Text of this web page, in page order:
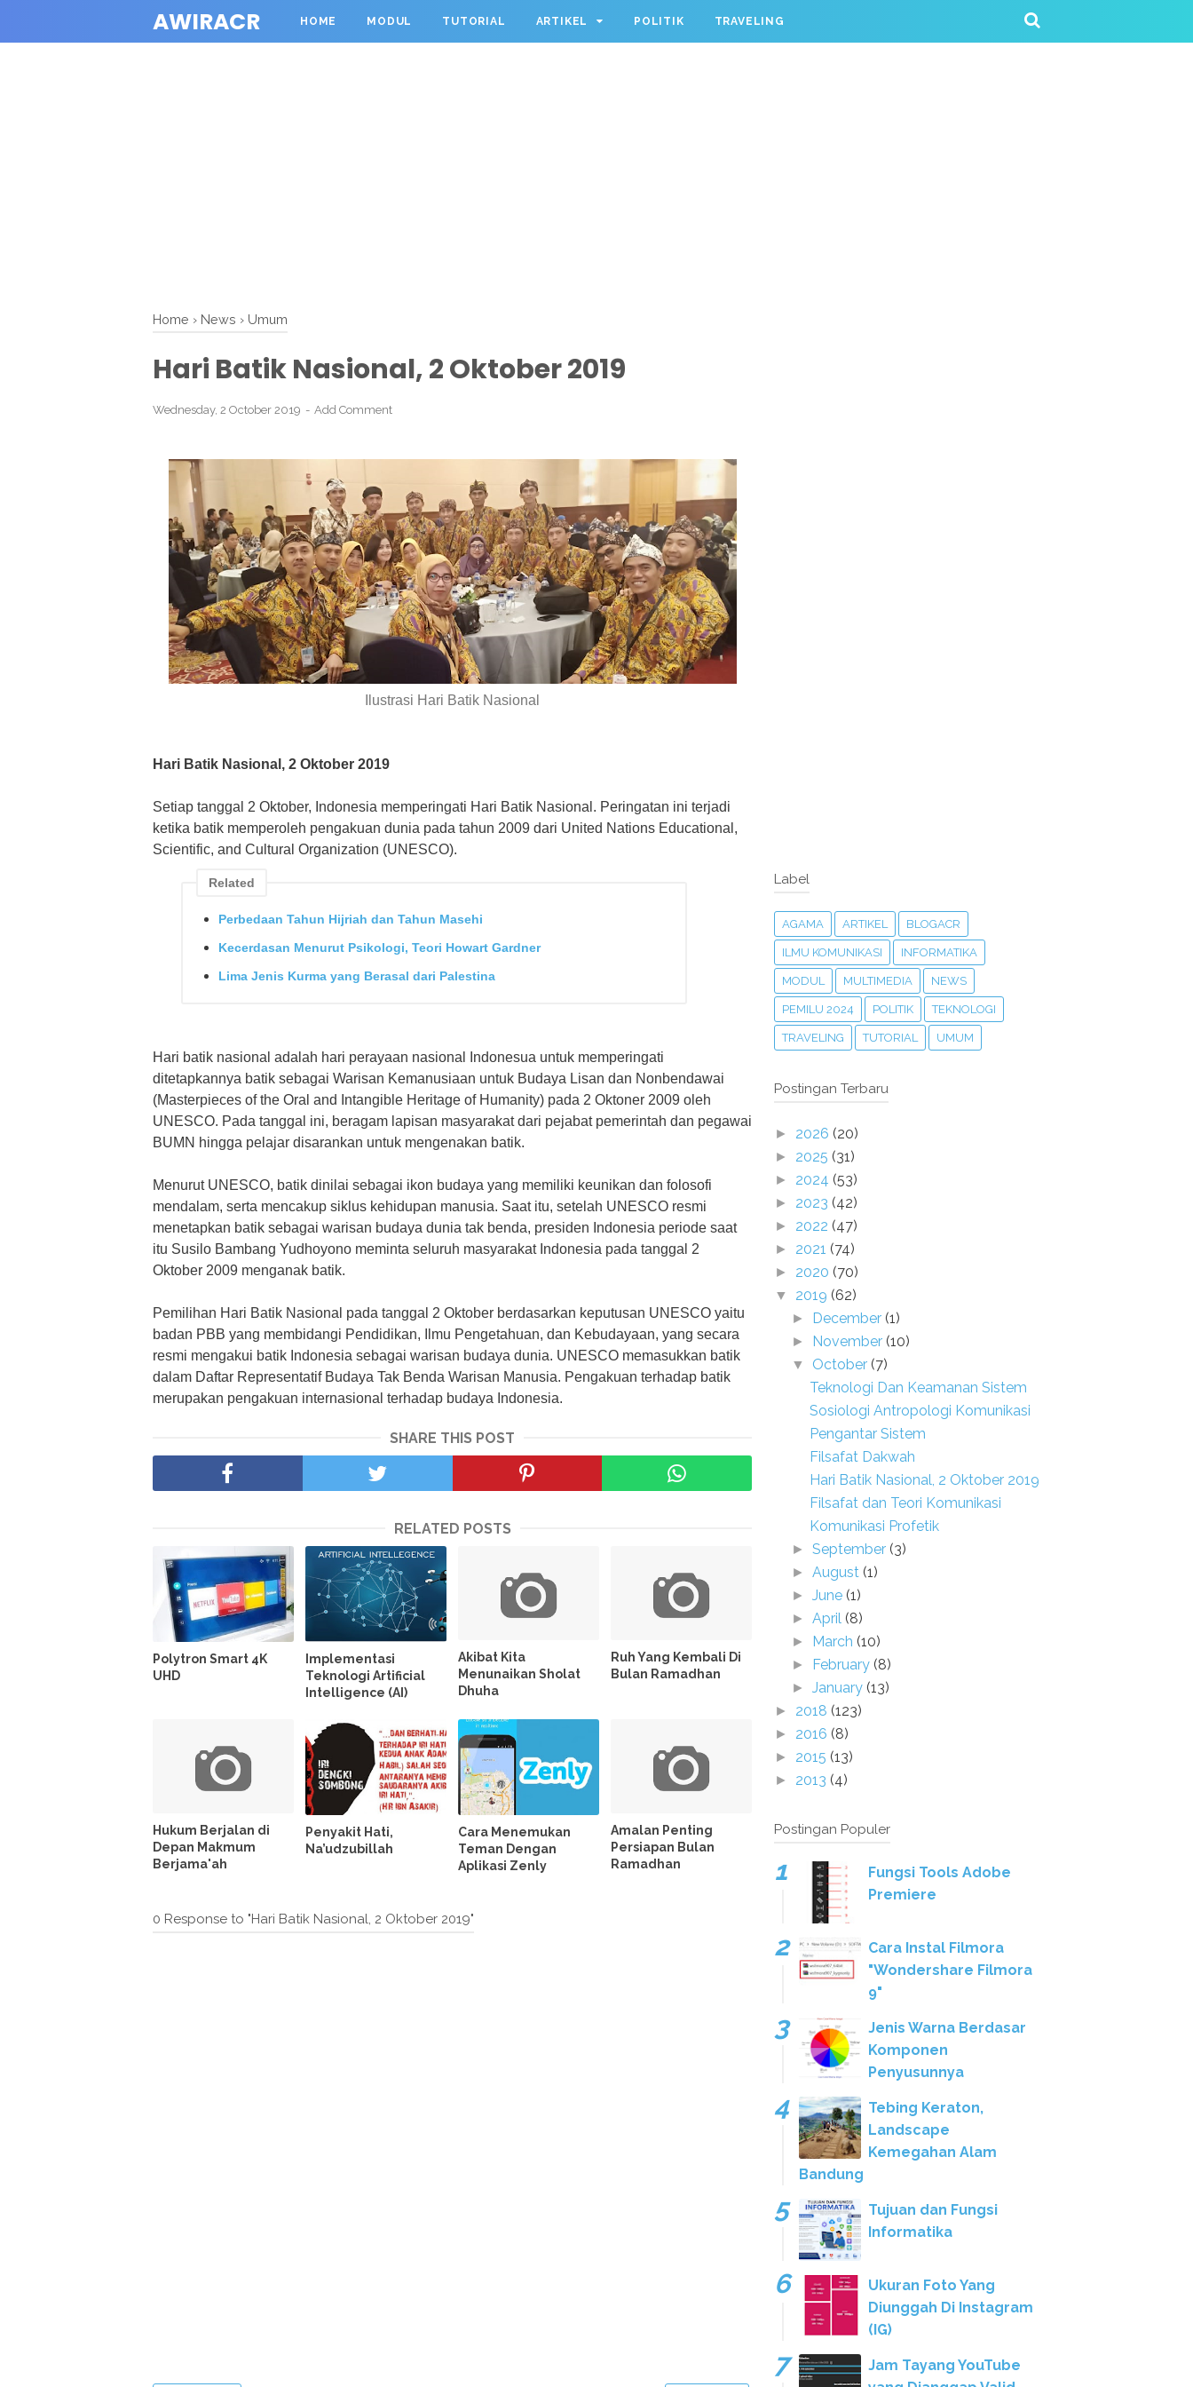
AWIRACR HOME MODUL TUTORIAL ARTIKEL POLITIK TRAVELING
Home › News › Umum
Hari Batik Nasional, 2 Oktober 2019
Wednesday, 2 October 2019 Add Comment
Ilustrasi Hari Batik Nasional
Hari Batik Nasional, 2 Oktober 2019
Setiap tanggal 2 Oktober, Indonesia memperingati Hari Batik Nasional. Peringatan ini terjadi
ketika batik memperoleh pengakuan dunia pada tahun 2009 dari United Nations Educational,
Scientific, and Cultural Organization (UNESCO).
Related
Perbedaan Tahun Hijriah dan Tahun Masehi
Kecerdasan Menurut Psikologi, Teori Howart Gardner
Lima Jenis Kurma yang Berasal dari Palestina
Hari batik nasional adalah hari perayaan nasional Indonesua untuk memperingati
ditetapkannya batik sebagai Warisan Kemanusiaan untuk Budaya Lisan dan Nonbendawai
(Masterpieces of the Oral and Intangible Heritage of Humanity) pada 2 Oktoner 2009 oleh
UNESCO. Pada tanggal ini, beragam lapisan masyarakat dari pejabat pemerintah dan pegawai
BUMN hingga pelajar disarankan untuk mengenakan batik.
Menurut UNESCO, batik dinilai sebagai ikon budaya yang memiliki keunikan dan folosofi
mendalam, serta mencakup siklus kehidupan manusia. Saat itu, setelah UNESCO resmi
menetapkan batik sebagai warisan budaya dunia tak benda, presiden Indonesia periode saat
itu Susilo Bambang Yudhoyono meminta seluruh masyarakat Indonesia pada tanggal 2
Oktober 2009 menganak batik.
Pemilihan Hari Batik Nasional pada tanggal 2 Oktober berdasarkan keputusan UNESCO yaitu
badan PBB yang membidangi Pendidikan, Ilmu Pengetahuan, dan Kebudayaan, yang secara
resmi mengakui batik Indonesia sebagai warisan budaya dunia. UNESCO memasukkan batik
dalam Daftar Representatif Budaya Tak Benda Warisan Manusia. Pengakuan terhadap batik
merupakan pengakuan internasional terhadap budaya Indonesia.
SHARE THIS POST
RELATED POSTS
Polytron Smart 4K
UHD
Implementasi
Teknologi Artificial
Intelligence (AI)
Akibat Kita
Menunaikan Sholat
Dhuha
Ruh Yang Kembali Di
Bulan Ramadhan
Hukum Berjalan di
Depan Makmum
Berjama'ah
Penyakit Hati,
Na’udzubillah
Cara Menemukan
Teman Dengan
Aplikasi Zenly
Amalan Penting
Persiapan Bulan
Ramadhan
0 Response to "Hari Batik Nasional, 2 Oktober 2019"
Label
AGAMA ARTIKEL BLOGACR
ILMU KOMUNIKASI INFORMATIKA
MODUL MULTIMEDIA NEWS
PEMILU 2024 POLITIK TEKNOLOGI
TRAVELING TUTORIAL UMUM
Postingan Terbaru
► 2026 (20)
► 2025 (31)
► 2024 (53)
► 2023 (42)
► 2022 (47)
► 2021 (74)
► 2020 (70)
▼ 2019 (62)
► December (1)
► November (10)
▼ October (7)
Teknologi Dan Keamanan Sistem
Sosiologi Antropologi Komunikasi
Pengantar Sistem
Filsafat Dakwah
Hari Batik Nasional, 2 Oktober 2019
Filsafat dan Teori Komunikasi
Komunikasi Profetik
►September (3)
►August (1)
►June (1)
►April (8)
► March (10)
► February (8)
►January (13)
► 2018 (123)
► 2016 (8)
► 2015 (13)
► 2013 (4)
Postingan Populer
Fungsi Tools Adobe
Premiere
Cara Instal Filmora
"Wondershare Filmora
9"
Jenis Warna Berdasar
Komponen
Penyusunnya
Tebing Keraton,
Landscape
Kemegahan Alam
Bandung
Tujuan dan Fungsi
Informatika
Ukuran Foto Yang
Diunggah Di Instagram
(IG)
Jam Tayang YouTube